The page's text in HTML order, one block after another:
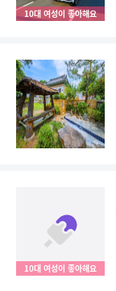
10대 여성이 좋아해요
10대 여성이 좋아해요